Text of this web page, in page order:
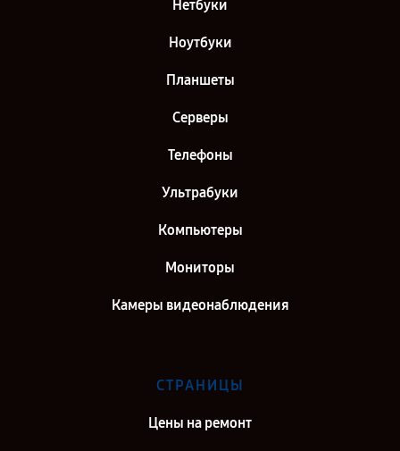
Нетбуки
Ноутбуки
Планшеты
Серверы
Телефоны
Ультрабуки
Компьютеры
Мониторы
Камеры видеонаблюдения
СТРАНИЦЫ
Цены на ремонт